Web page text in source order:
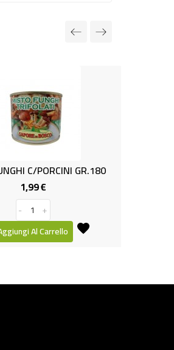
GR.180
Prezzo
INSALATA TONNO